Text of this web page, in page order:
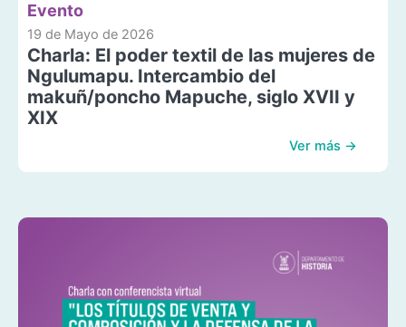
Evento
19 de Mayo de 2026
Charla: El poder textil de las mujeres de
Ngulumapu. Intercambio del
makuñ/poncho Mapuche, siglo XVII y
XIX
Ver más →